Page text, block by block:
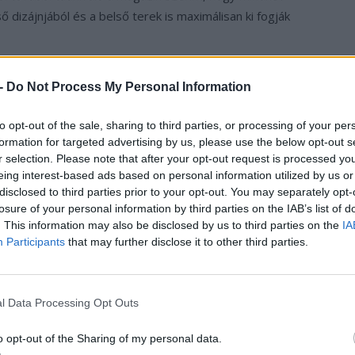
Do Not Process My Personal Information
opt-out of the sale, sharing to third parties, or processing of your
for targeted advertising by us, please use the below opt-out
selection. Please note that after your opt-out request is processed
interest-based ads based on personal information utilized by us
to third parties prior to your opt-out. You may separately
of your personal information by third parties on the IAB’s list of
This information may also be disclosed by us to third parties on the
Participants that may further disclose it to other third parties.
Data Processing Opt Outs
opt-out of the Sharing of my personal data.
dizájnjából és a belső terek is maximálisan ki fogják
szerint az EQS SUV-t kizárólag összkerékhajtással
Azaz két elektromos motor kombinált 385 kW-
táplál majd. Lesz Maybach SUV változat is „
tanulmányautót a Mercedes-Benz a müncheni IAA-n